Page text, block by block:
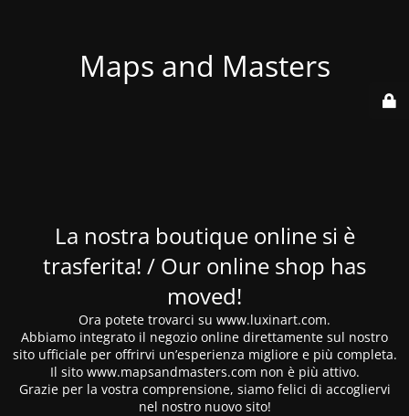
Maps and Masters
La nostra boutique online si è
trasferita! / Our online shop has
moved!
Ora potete trovarci su www.luxinart.com.
Abbiamo integrato il negozio online direttamente sul nostro
sito ufficiale per offrirvi un’esperienza migliore e più completa.
Il sito www.mapsandmasters.com non è più attivo.
Grazie per la vostra comprensione, siamo felici di accogliervi
nel nostro nuovo sito!